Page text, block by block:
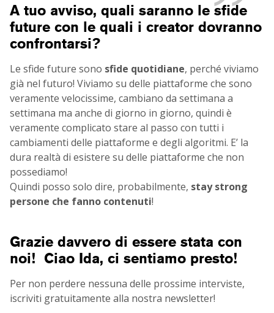
A tuo avviso, quali saranno le sfide
future con le quali i creator dovranno
confrontarsi?
Le sfide future sono sfide quotidiane, perché viviamo
già nel futuro! Viviamo su delle piattaforme che sono
veramente velocissime, cambiano da settimana a
settimana ma anche di giorno in giorno, quindi è
veramente complicato stare al passo con tutti i
cambiamenti delle piattaforme e degli algoritmi. E’ la
dura realtà di esistere su delle piattaforme che non
possediamo!
Quindi posso solo dire, probabilmente, stay strong
persone che fanno contenuti!
Grazie davvero di essere stata con
noi! Ciao Ida, ci sentiamo presto!
Per non perdere nessuna delle prossime interviste,
iscriviti gratuitamente alla nostra newsletter!